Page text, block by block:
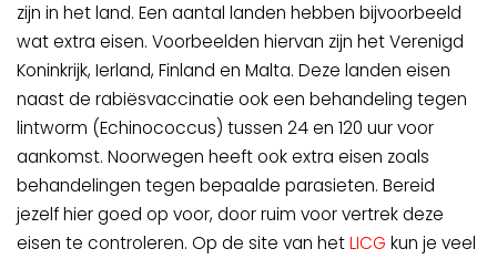
zijn in het land. Een aantal landen hebben bijvoorbeeld
wat extra eisen. Voorbeelden hiervan zijn het Verenigd
Koninkrijk, Ierland, Finland en Malta. Deze landen eisen
naast de rabiësvaccinatie ook een behandeling tegen
lintworm (Echinococcus) tussen 24 en 120 uur voor
aankomst. Noorwegen heeft ook extra eisen zoals
behandelingen tegen bepaalde parasieten. Bereid
jezelf hier goed op voor, door ruim voor vertrek deze
eisen te controleren. Op de site van hetLICG kun je veel